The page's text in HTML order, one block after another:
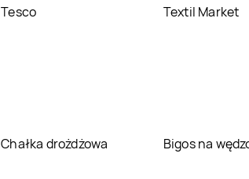
Tesco Textil Market
Chałka drożdżowa Bigos na